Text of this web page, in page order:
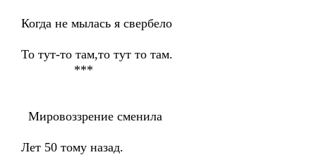
Когда не мылась я свербело
То тут-то там,то тут то там.
***
Мировоззрение сменила
Лет 50 тому назад.